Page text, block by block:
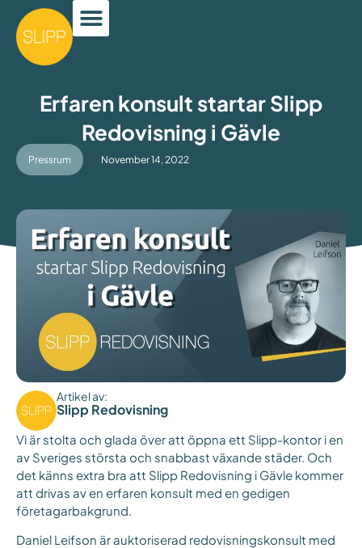
Erfaren konsult startar Slipp
Redovisning i Gävle
Pressrum November 14, 2022
Artikel av:
Slipp Redovisning
Vi är stolta och glada över att öppna ett Slipp-kontor i en
av Sveriges största och snabbast växande städer. Och
det känns extra bra att Slipp Redovisning i Gävle kommer
att drivas av en erfaren konsult med en gedigen
företagarbakgrund.
Daniel Leifson är auktoriserad redovisningskonsult med